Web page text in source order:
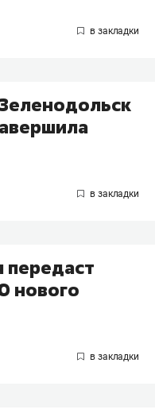
передаст
нового